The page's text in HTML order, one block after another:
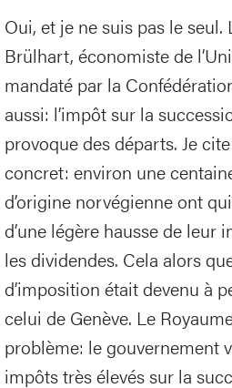
Oui, et je ne suis pas le
Brülhart, économiste de
mandaté par la
aussi: l’impôt sur la
provoque des départs. Je
concret: environ une
d’origine norvégienne ont
d’une légère hausse de leur
les dividendes. Cela alors
d’imposition était devenu à
celui de Genève. Le
problème: le gouvernement
impôts très élevés sur la